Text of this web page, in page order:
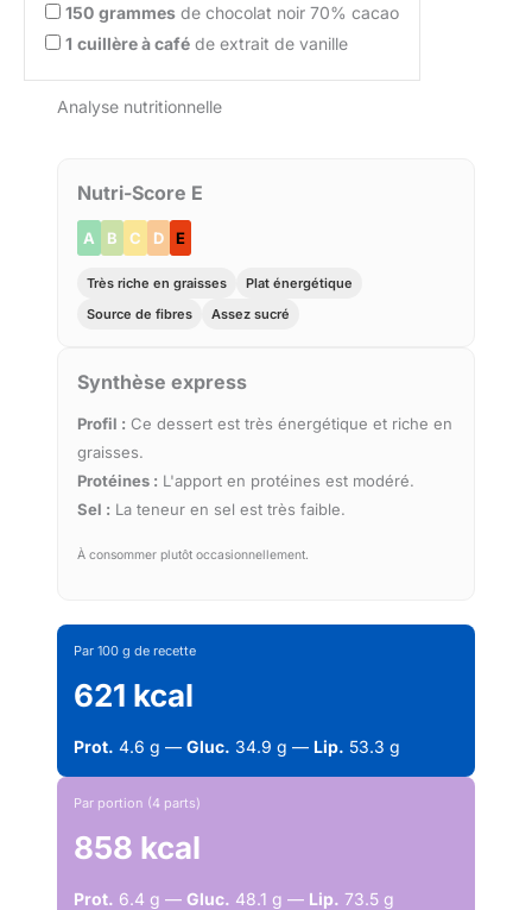
150 grammes de chocolat noir 70% cacao
1 cuillère à café de extrait de vanille
Analyse nutritionnelle
Nutri-Score E
A B C D E
Très riche en graisses
Plat énergétique
Source de fibres
Assez sucré
Synthèse express
Profil : Ce dessert est très énergétique et riche en
graisses.
Protéines : L'apport en protéines est modéré.
Sel : La teneur en sel est très faible.
À consommer plutôt occasionnellement.
Par 100 g de recette
621 kcal
Prot. 4.6 g — Gluc. 34.9 g — Lip. 53.3 g
Par portion (4 parts)
858 kcal
Prot. 6.4 g — Gluc. 48.1 g — Lip. 73.5 g